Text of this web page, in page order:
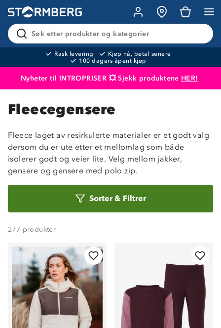
Søk etter produkter og kategorier
Rask levering
Kjøp nå, betal senere
100 dagers åpent kjøp
Nyheter til INTROPRISER 💥 Sjekk produktene HER!
Fleecegensere
Fleece laget av resirkulerte materialer er et godt valg
dersom du er ute etter et mellomlag som både
isolerer godt og veier lite. Velg mellom jakker,
gensere og gensere med polo zip.
Sorter& Filtrer
277 produkter